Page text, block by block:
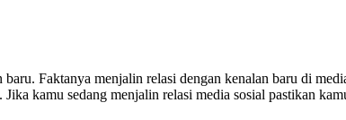
Faktanya menjalin relasi dengan kenalan baru di
kamu sedang menjalin relasi media sosial pastikan